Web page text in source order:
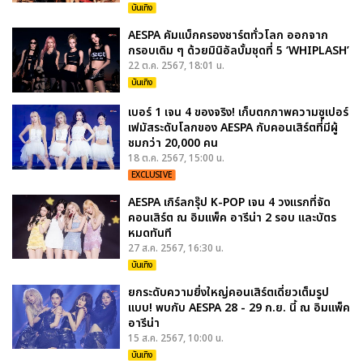
บันเทิง
AESPA คัมแบ็กครองชาร์ตทั่วโลก ออกจาก
กรอบเดิม ๆ ด้วยมินิอัลบั้มชุดที่ 5 ‘WHIPLASH’
22 ต.ค. 2567, 18:01 น.
บันเทิง
เบอร์ 1 เจน 4 ของจริง! เก็บตกภาพความซูเปอร์
เฟมัสระดับโลกของ AESPA กับคอนเสิร์ตที่มีผู้
ชมกว่า 20,000 คน
18 ต.ค. 2567, 15:00 น.
EXCLUSIVE
AESPA เกิร์ลกรุ๊ป K-POP เจน 4 วงแรกที่จัด
คอนเสิร์ต ณ อิมแพ็ค อารีน่า 2 รอบ และบัตร
หมดทันที
27 ส.ค. 2567, 16:30 น.
บันเทิง
ยกระดับความยิ่งใหญ่คอนเสิร์ตเดี่ยวเต็มรูป
แบบ! พบกับ AESPA 28 - 29 ก.ย. นี้ ณ อิมแพ็ค
อารีน่า
15 ส.ค. 2567, 10:00 น.
บันเทิง